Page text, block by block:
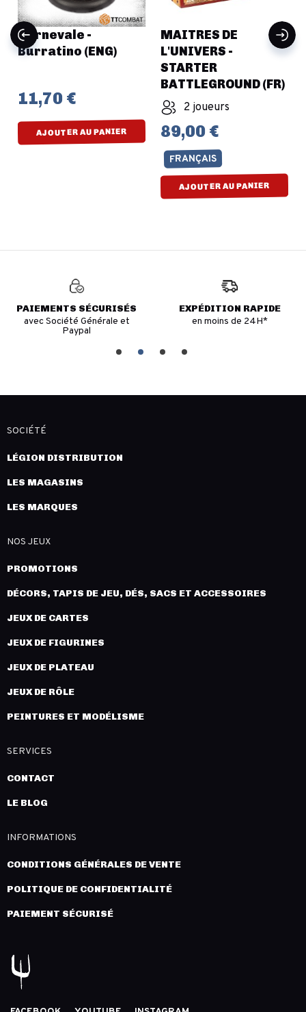
Carnevale -
Burratino (ENG)
11,70 €
AJOUTER AU PANIER
MAITRES DE
L'UNIVERS -
STARTER
BATTLEGROUND (FR)
2 joueurs
89,00 €
FRANÇAIS
AJOUTER AU PANIER
PAIEMENTS SÉCURISÉS
avec Société Générale et
Paypal
EXPÉDITION RAPIDE
en moins de 24H*
SOCIÉTÉ
LÉGION DISTRIBUTION
LES MAGASINS
LES MARQUES
NOS JEUX
PROMOTIONS
DÉCORS, TAPIS DE JEU, DÉS, SACS ET ACCESSOIRES
JEUX DE CARTES
JEUX DE FIGURINES
JEUX DE PLATEAU
JEUX DE RÔLE
PEINTURES ET MODÉLISME
SERVICES
CONTACT
LE BLOG
INFORMATIONS
CONDITIONS GÉNÉRALES DE VENTE
POLITIQUE DE CONFIDENTIALITÉ
PAIEMENT SÉCURISÉ